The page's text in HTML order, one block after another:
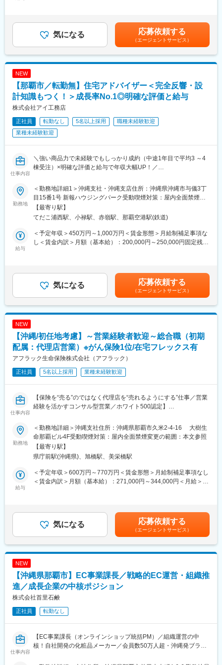
・新設する沖縄営業所には一部商品棚を設ける予定で、顧客の引
き取り対応、運送会社への出荷依頼などの事務も、当面は並行し
て担当します。
・入社当初の研修は九州営業所（福岡市）や本社で行うことも想
■当社について：
・当社は創業以来70年以上にわたり、水道管等の管継手（ジョイ
ント）専門メーカーとして社会インフラ整備の一端を担ってきま
した。
・創業者が自ら開発した「SKジョイント」は、今では4,500もの
アイテム数を誇り、自社で企画・開発から金型設計、成型までを
行う高い技術力で高シェアを獲得しています。
変更の範囲：会社の定める業務
■商材について
「酸素を送る機械」「睡眠時に呼吸をサポートする機械」「在宅
1日10～15件を目安に病院やクリニックを訪問していくイメージ
です。
病院契約受注→見積・契約書作成→指示書→患者宅へ→機械の設
置・説明→定期点検（フォロー）→消耗品交換
名護市エリア周辺
業界トップクラスの知名度があり、病院やクリニックからの信頼
も厚いため、提案がしやすい環境です。
患者さまの生活を守る必要とされる商材”だからこそやりがいを実
感しながら成長できます。
■入社後の流れ
座学にて会社の製品・サービスについて学んでいただき、OJTに
て製品の説明方法やお客様への提案の仕方、仕事の進め方なども
よう一つひとつフォローしていきます。
■組織構成
※年功序列ではありません。4年目の課長もいますので実績に応じ
て昇進可能です！
■働き方について
トラブル等の緊急対応のため、夜間・休日の緊急対応当番を月に
対応に向かうケースがあります。
験・年齢、能力等を考慮の上、当社規定により決定致します。■賞
与：年2回（7月・12月）※過去実績5.6ヶ月分賃金はあくまでも目
安の金額であり、選考を通じて上下する可能性があります。月給
(月額)は固定手当を含めた表記です。
気になる 応募依頼する
（エージェントサービス）
NEW
【那覇市／転勤無】住宅アドバイザー＜完全反響・設
計知識もつく！＞成長率No.1◎明確な評価と給与
株式会社アイ工務店
正社員 転勤なし 5名以上採用
職種未経験歓迎
業種未経験歓迎
仕事内容
＼強い商品力で未経験でもしっかり成約（中途1年目で平均3 ～4
棟受注）×明確な評価と給与で年収大幅UP！／
勤なし！飛び込みテレアポ無し！来年度から年休120日予定！】
＼飛び込みテレアポ無し！／
◎『固定給＋インセンティブ＋報奨金』で入社後2年で年収1000
万円超も可能！明確な評価制度で役職と年収を早期にUP！
（年収例）
◆年収例1040万円／34歳／経験3年／課長職
い年収をお渡しすることが可能です。
◎成長率の高さという安定性＆自由設計の住宅を適正価格で提供
◎出張や原則転勤無し！残業月35h程／来年度から年間休日120日
予定で仕事とプライベートのメリハリをつけられます！
2000億円突破の成長率！
注文住宅アドバイザーをお任せします。住まいづくりを検討する
お客様のニーズを伺い、ご希望に沿った住宅をゼロから企画・提
＜業務詳細＞
展示場にお越しいただいたお客様の反響型営業をお任せします。
・モデルハウスのご案内
・融資やローンに関する相談対応や手続き手配
UPした社員も在籍しています。
・受注棟数に応じて主任・係長・課長・所長と昇格する明確な評
■業務の魅力
販売できる価格力が大きな強みです。
・設計～引き渡しまで一連で担当
他メーカーでは営業・設計・積算等を分業して担当しています
そのため、設計や空間構築の専門知識も身に付きます
勤務地
＜勤務地詳細1＞沖縄支社・沖縄支店住所：沖縄県沖縄市与儀3丁
目15番1号 新報ハウジングパーク受動喫煙対策：屋内全面禁煙＜
勤務地詳細2＞沖縄支社住所：沖縄県那覇市安次嶺1番10 受動喫煙
対策：敷地内全面禁煙変更の範囲：会社の定める事業所
【最寄り駅】
てだこ浦西駅、小禄駅、赤嶺駅、那覇空港駅(鉄道)
給与
＜予定年収＞450万円～1,000万円＜賃金形態＞月給制補足事項な
し＜賃金内訳＞月額（基本給）：200,000円～250,000円固定残業
給与補足＞■賞与：年2回（3月、9月／個人の実績に伴います）■
年収は前職の実績・ご経験・ご年収などで変動します■モデル年
収：◆年収例1040万円／34歳／経験3年／課長職◆年収例1500万
円／40歳／経験7年／営業所長職賃金はあくまでも目安の金額で
あり、選考を通じて上下する可能性があります。月給(月額)は固定
気になる 応募依頼する
（エージェントサービス）
NEW
【沖縄/初任地考慮】～営業経験者歓迎～総合職（初期
配属：代理店営業）※がん保険1位/在宅フレックス有
アフラック生命保険株式会社（アフラック）
正社員 5名以上採用 業種未経験歓迎
仕事内容
【保険を“売る”のではなく代理店を“売れるようにする”仕事／営業
経験を活かすコンサル型営業／ホワイト500認定】
全国8000店以上の販売代理店や提携金融機関がお客様により良い
保険提案ができるよう、販売促進や経営課題解決のためのコンサ
ルティング営業を行っていただきます。
■業務詳細
・販売戦略の立案
・商品勉強会や各種研修、販売方法指導
・代理店の課題分析・解決策の提案
※会社が出向を指示した場合は出向先の定める業務となります
■1日の流れ
9時：朝礼、チーム内での事例共有など
15時：代理店との商談（2）
17時：帰社、事務作業、翌日の準備
18時：退社
入社後は全体研修後、支店にて先輩社員のOJTのもとキャッチア
せします。
■業務の魅力
勤務地
＜勤務地詳細＞沖縄支社住所：沖縄県那覇市久米2-4-16 大樹生
命那覇ビル4F受動喫煙対策：屋内全面禁煙変更の範囲：本文参照
【最寄り駅】
県庁前駅(沖縄県)、旭橋駅、美栄橋駅
給与
＜予定年収＞600万円～770万円＜賃金形態＞月給制補足事項なし
＜賃金内訳＞月額（基本給）：271,000円～344,000円＜月給＞
です。※転居を伴う場合、別途転勤手当（4万円～6万円/月）と住
宅補助（例：6万円/月までの9割会社負担）の支給がございます。
賃金はあくまでも目安の金額であり、選考を通じて上下する可能
性があります。月給(月額)は固定手当を含めた表記です。
気になる 応募依頼する
（エージェントサービス）
NEW
【沖縄県那覇市】EC事業課長／戦略的EC運営・組織推
進／成長企業の中核ポジション
株式会社首里石鹸
正社員 転勤なし
仕事内容
【EC事業課長（オンラインショップ統括PM）／組織運営の中
核！自社開発の化粧品メーカー／会員数50万人超・沖縄発ブラン